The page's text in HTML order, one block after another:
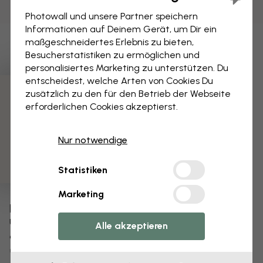
Bearbeiten Sie Ihre Tapete
Unser Designteam kann jedes Motiv optimieren,
damit es für Sie einzigartig wird.
Größe oder Farben ändern
Photowall und unsere Partner speichern
Informationen auf Deinem Gerät, um Dir ein
maßgeschneidertes Erlebnis zu bieten,
Besucherstatistiken zu ermöglichen und
personalisiertes Marketing zu unterstützen. Du
entscheidest, welche Arten von Cookies Du
zusätzlich zu den für den Betrieb der Webseite
erforderlichen Cookies akzeptierst.
Nur notwendige
Statistiken
Marketing
Alle akzeptieren